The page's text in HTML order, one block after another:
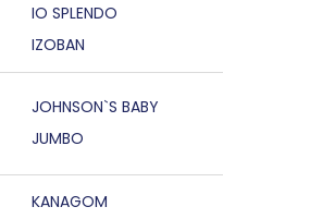
IO SPLENDO
IZOBAN
JOHNSON`S BABY
JUMBO
KANAGOM